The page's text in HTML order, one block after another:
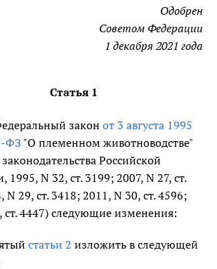
Одобрен
Советом Федерации
1 декабря 2021 года
Статья 1
закон от 3 августа 1995
ФЗ "О племенном животноводстве"
Российской
1995, N 32, ст. 3199; 2007, N 27, ст.
N 29, ст. 3418; 2011, N 30, ст. 4596;
ст. 4447) следующие изменения:
статьи 2 изложить в следующей